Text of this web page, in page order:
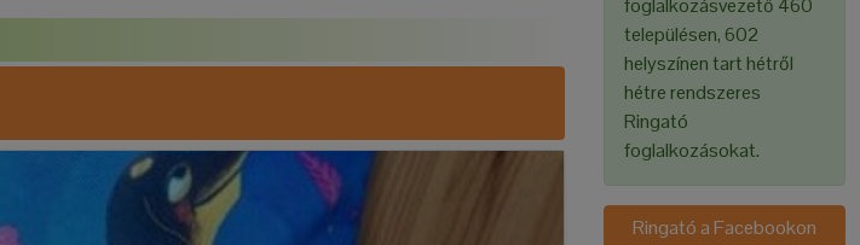
foglalkozásvezető 460
településen, 602
helyszínen tart hétről
hétre rendszeres
Ringató
foglalkozásokat.
Ringató a Facebookon